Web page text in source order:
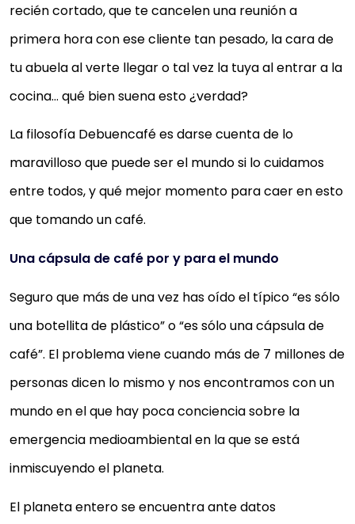
recién cortado, que te cancelen una reunión a
primera hora con ese cliente tan pesado, la cara de
tu abuela al verte llegar o tal vez la tuya al entrar a la
cocina… qué bien suena esto ¿verdad?
La filosofía Debuencafé es darse cuenta de lo
maravilloso que puede ser el mundo si lo cuidamos
entre todos, y qué mejor momento para caer en esto
que tomando un café.
Una cápsula de café por y para el mundo
Seguro que más de una vez has oído el típico “es sólo
una botellita de plástico” o “es sólo una cápsula de
café”. El problema viene cuando más de 7 millones de
personas dicen lo mismo y nos encontramos con un
mundo en el que hay poca conciencia sobre la
emergencia medioambiental en la que se está
inmiscuyendo el planeta.
El planeta entero se encuentra ante datos